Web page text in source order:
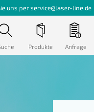
uns perservice@laser-line.de
Produkte Anfrage